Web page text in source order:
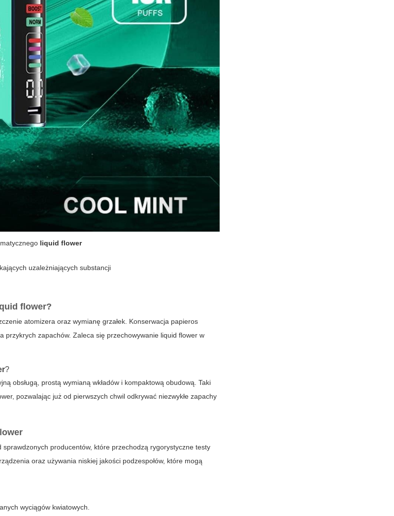
liquid flower
uzależniających substancji
flower?
atomizera oraz wymianę grzałek. Konserwacja papieros
przykrych zapachów. Zaleca się przechowywanie liquid flower w
?
obsługą, prostą wymianą wkładów i kompaktową obudową. Taki
, pozwalając już od pierwszych chwil odkrywać niezwykłe zapachy
producentów, które przechodzą rygorystyczne testy
oraz używania niskiej jakości podzespołów, które mogą
wyciągów kwiatowych.